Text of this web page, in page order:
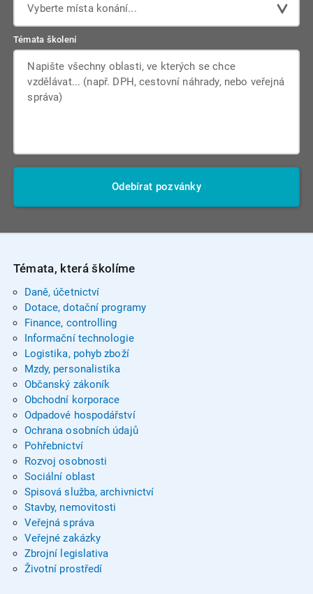
Vyberte místa konání...
Témata školení
Odebírat pozvánky
Témata, která školíme
Daně, účetnictví
Dotace, dotační programy
Finance, controlling
Informační technologie
Logistika, pohyb zboží
Mzdy, personalistika
Občanský zákoník
Obchodní korporace
Odpadové hospodářství
Ochrana osobních údajů
Pohřebnictví
Rozvoj osobnosti
Sociální oblast
Spisová služba, archivnictví
Stavby, nemovitosti
Veřejná správa
Veřejné zakázky
Zbrojní legislativa
Životní prostředí